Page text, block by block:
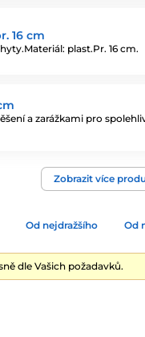
16 cm
plast.Pr. 16 cm.
a zarážkami pro
Zobrazit více
Od nejdražšího Od
dle Vašich požadavků.